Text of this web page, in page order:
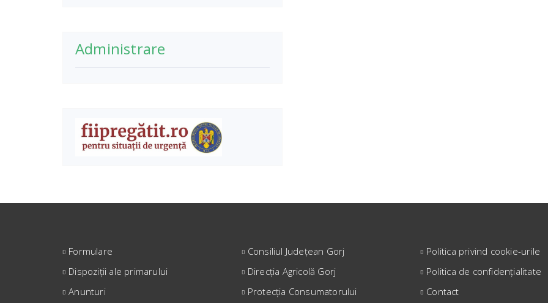
Administrare
Formulare
Dispoziții ale primarului
Anunturi
Consiliul Județean Gorj
Direcția Agricolă Gorj
Protecția Consumatorului
Politica privind cookie-urile
Politica de confidențialitate
Contact